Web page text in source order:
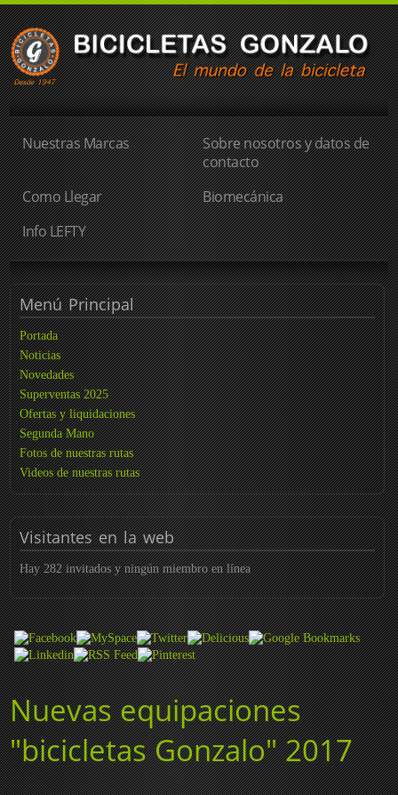
Nuestras Marcas
Sobre nosotros y datos de
contacto
Como Llegar
Biomecánica
Info LEFTY
MenúPrincipal
Portada
Noticias
Novedades
Superventas 2025
Ofertas y liquidaciones
Segunda Mano
Fotos de nuestras rutas
Videos de nuestras rutas
Visitantesen la web
Hay 282 invitados y ningún miembro en línea
Nuevas equipaciones
"bicicletas Gonzalo" 2017